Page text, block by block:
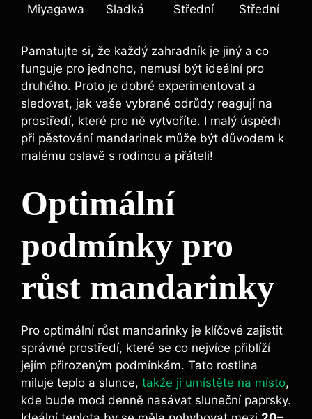
Miyagawa Sladká Střední Střední
Pamatujte si, že každý zahradník je jiný a co
funguje pro jednoho, nemusí být ideální pro
druhého. Proto je dobré experimentovat a
sledovat, jak vaše vybrané odrůdy reagují na
prostředí, které pro ně vytvoříte. I malý úspěch
při pěstování mandarinek může být důvodem k
malému oslavě s rodinou a přáteli!
Optimální
podmínky pro
růst mandarinky
Pro optimální růst mandarinky je klíčové zajistit
správné prostředí, které se co nejvíce přiblíží
jejím přirozeným podmínkám. Tato rostlina
miluje teplo a slunce, takže ji umístěte na místo,
kde bude moci denně nasávat sluneční paprsky.